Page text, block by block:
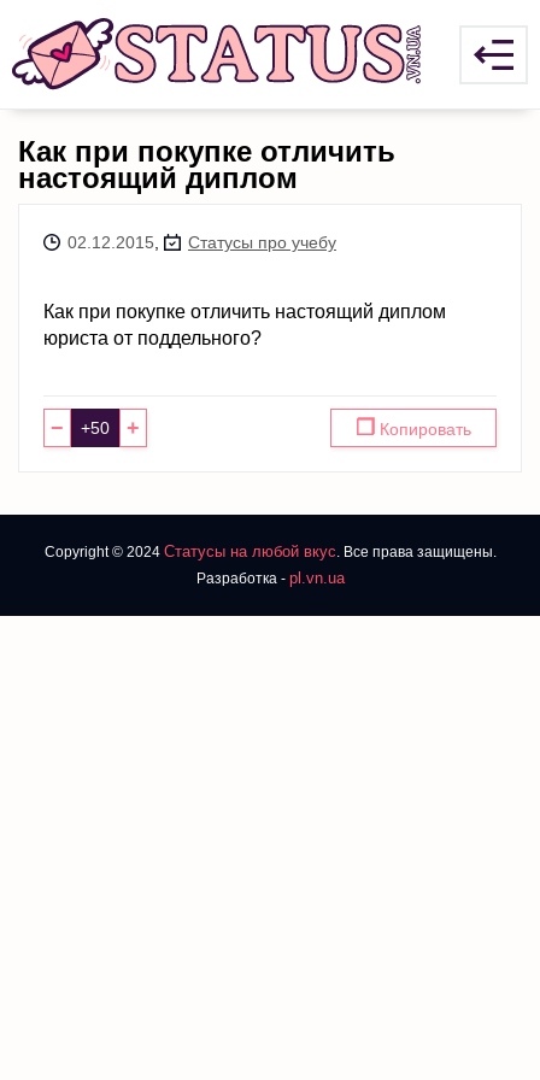
Как при покупке отличить
настоящий диплом
02.12.2015 Статусы про учебу
Как при покупке отличить настоящий диплом
юриста от поддельного?
− + ❐ Копировать
Copyright © 2024 Статусы на любой вкус. Все права защищены.
Разработка - pl.vn.ua